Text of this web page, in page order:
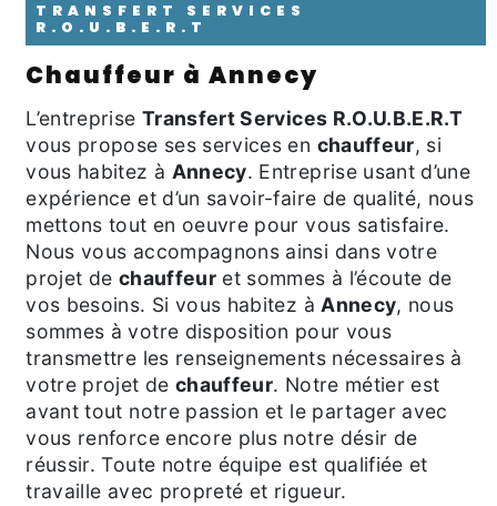
TRANSFERT SERVICES
R.O.U.B.E.R.T
chauffeur à Annecy
L’entreprise Transfert Services R.O.U.B.E.R.T
vous propose ses services en chauffeur, si
vous habitez à Annecy. Entreprise usant d’une
expérience et d’un savoir-faire de qualité, nous
mettons tout en oeuvre pour vous satisfaire.
Nous vous accompagnons ainsi dans votre
projet de chauffeur et sommes à l’écoute de
vos besoins. Si vous habitez à Annecy, nous
sommes à votre disposition pour vous
transmettre les renseignements nécessaires à
votre projet de chauffeur. Notre métier est
avant tout notre passion et le partager avec
vous renforce encore plus notre désir de
réussir. Toute notre équipe est qualifiée et
travaille avec propreté et rigueur.